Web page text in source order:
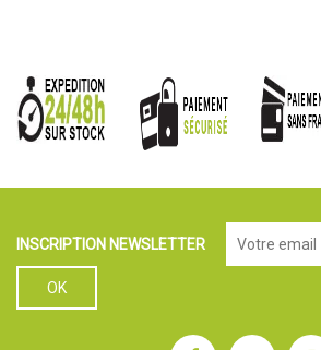
INSCRIPTION NEWSLETTER